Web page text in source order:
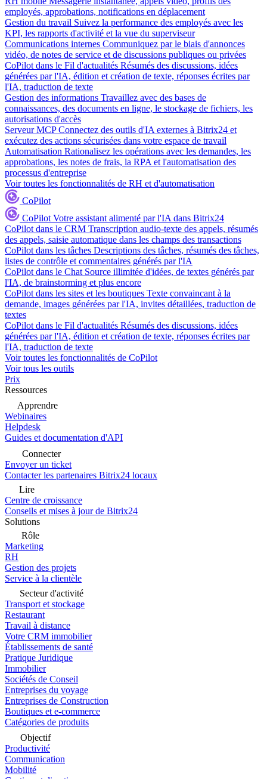
employés, approbations, notifications en déplacement
Gestion du travail Suivez la performance des employés avec les
KPI, les rapports d'activité et la vue du superviseur
Communications internes Communiquez par le biais d'annonces
vidéo, de notes de service et de discussions publiques ou privées
CoPilot dans le Fil d'actualités Résumés des discussions, idées
générées par l'IA, édition et création de texte, réponses écrites par
l'IA, traduction de texte
Gestion des informations Travaillez avec des bases de
connaissances, des documents en ligne, le stockage de fichiers, les
autorisations d'accès
Serveur MCP Connectez des outils d'IA externes à Bitrix24 et
exécutez des actions sécurisées dans votre espace de travail
Automatisation Rationalisez les opérations avec les demandes, les
approbations, les notes de frais, la RPA et l'automatisation des
processus d'entreprise
Voir toutes les fonctionnalités de RH et d'automatisation
CoPilot
CoPilot Votre assistant alimenté par l'IA dans Bitrix24
CoPilot dans le CRM Transcription audio-texte des appels, résumés
des appels, saisie automatique dans les champs des transactions
CoPilot dans les tâches Descriptions des tâches, résumés des tâches,
listes de contrôle et commentaires générés par l'IA
CoPilot dans le Chat Source illimitée d'idées, de textes générés par
l'IA, de brainstorming et plus encore
CoPilot dans les sites et les boutiques Texte convaincant à la
demande, images générées par l'IA, invites détaillées, traduction de
textes
CoPilot dans le Fil d'actualités Résumés des discussions, idées
générées par l'IA, édition et création de texte, réponses écrites par
l'IA, traduction de texte
Voir toutes les fonctionnalités de CoPilot
Voir tous les outils
Prix
Ressources
Apprendre
Webinaires
Helpdesk
Guides et documentation d'API
Connecter
Envoyer un ticket
Contacter les partenaires Bitrix24 locaux
Lire
Centre de croissance
Conseils et mises à jour de Bitrix24
Solutions
Rôle
Marketing
RH
Gestion des projets
Service à la clientèle
Secteur d'activité
Transport et stockage
Restaurant
Travail à distance
Votre CRM immobilier
Établissements de santé
Pratique Juridique
Immobilier
Sociétés de Conseil
Entreprises du voyage
Entreprises de Construction
Boutiques et e-commerce
Catégories de produits
Objectif
Productivité
Communication
Mobilité